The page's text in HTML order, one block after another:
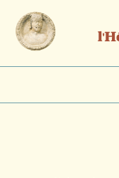
Aller
contenu